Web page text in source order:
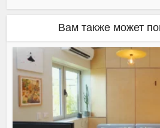
Вам также может